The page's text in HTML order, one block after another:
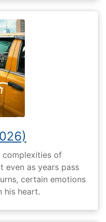
complexities of
even as years pass
certain emotions
his heart.